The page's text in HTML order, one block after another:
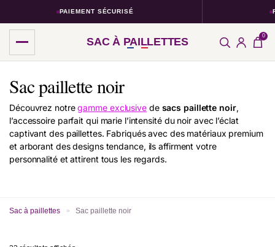
PAIEMENT SÉCURISÉ
SAC À PAILLETTES 0
Sac paillette noir
Découvrez notregamme exclusivede sacs paillette noir,
l’accessoire parfait qui marie l’intensité du noir avec l’éclat
captivant des paillettes. Fabriqués avec des matériaux premium
et arborant des designs tendance, ils affirment votre
personnalité et attirent tous les regards.
Sac à paillettes » Sac paillette noir